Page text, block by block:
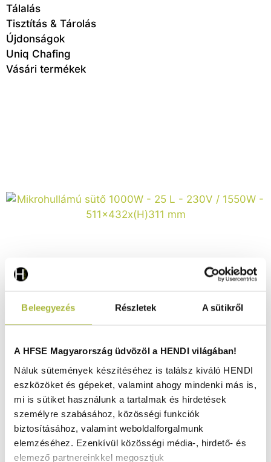
Beleegyezés Részletek A sütikről
A HFSE Magyarország üdvözöl a HENDI világában!
Náluk sütemények készítéséhez is találsz kiváló HENDI
eszközöket és gépeket, valamint ahogy mindenki más is,
mi is sütiket használunk a tartalmak és hirdetések
személyre szabásához, közösségi funkciók
biztosításához, valamint weboldalforgalmunk
elemzéséhez. Ezenkívül közösségi média-, hirdető- és
elemező partnereinkkel megosztjuk
Tálalás
Tisztítás & Tárolás
Újdonságok
Uniq Chafing
Vásári termékek
Mikrohullámú sütő 1000W – 25 L – 230V / 1550W –
156.980Ft
(123.606Ft+ ÁFA)
KOSÁRBA